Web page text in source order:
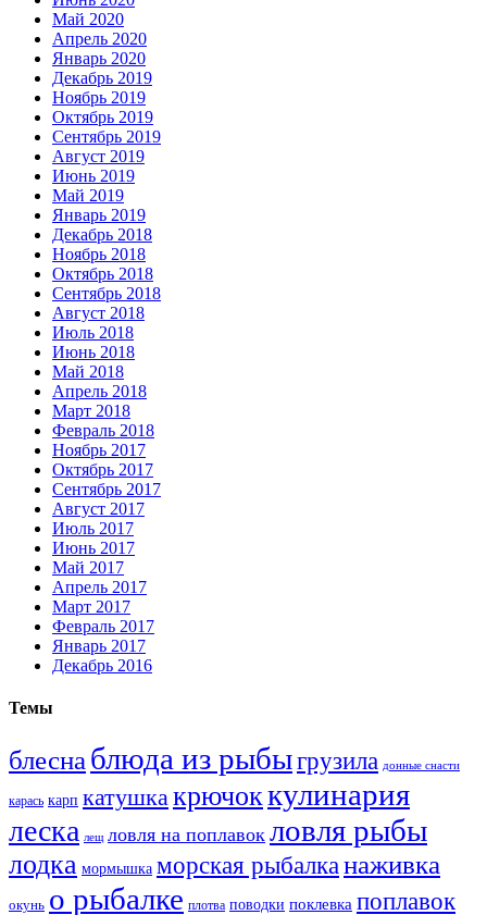
Май 2020
Апрель 2020
Январь 2020
Декабрь 2019
Ноябрь 2019
Октябрь 2019
Сентябрь 2019
Август 2019
Июнь 2019
Май 2019
Январь 2019
Декабрь 2018
Ноябрь 2018
Октябрь 2018
Сентябрь 2018
Август 2018
Июль 2018
Июнь 2018
Май 2018
Апрель 2018
Март 2018
Февраль 2018
Ноябрь 2017
Октябрь 2017
Сентябрь 2017
Август 2017
Июль 2017
Июнь 2017
Май 2017
Апрель 2017
Март 2017
Февраль 2017
Январь 2017
Декабрь 2016
Темы
блесна блюда из рыбыгрузила донные снасти
карась карп катушкакрючоккулинария
леска лещ ловля на поплавок ловля рыбы
лодка мормышка морская рыбалканаживка
окунь о рыбалке плотва поводки поклевка поплавок